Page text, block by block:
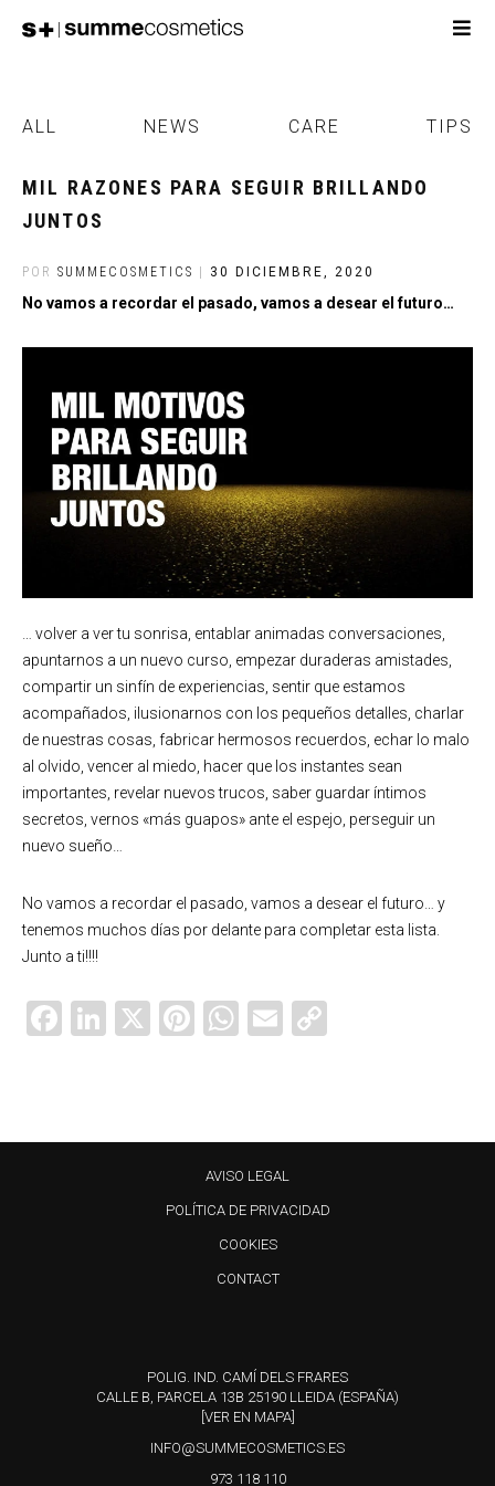
ALL NEWS CARE TIPS
MIL RAZONES PARA SEGUIR BRILLANDO
JUNTOS
POR SUMMECOSMETICS 30 DICIEMBRE, 2020
No vamos a recordar el pasado, vamos a desear el futuro…
… volver a ver tu sonrisa, entablar animadas conversaciones,
apuntarnos a un nuevo curso, empezar duraderas amistades,
compartir un sinfín de experiencias, sentir que estamos
acompañados, ilusionarnos con los pequeños detalles, charlar
de nuestras cosas, fabricar hermosos recuerdos, echar lo malo
al olvido, vencer al miedo, hacer que los instantes sean
importantes, revelar nuevos trucos, saber guardar íntimos
secretos, vernos «más guapos» ante el espejo, perseguir un
nuevo sueño…
No vamos a recordar el pasado, vamos a desear el futuro… y
tenemos muchos días por delante para completar esta lista.
Junto a ti!!!!
Facebook
LinkedIn
X Pinterest
WhatsApp
Email
AVISO LEGAL
POLÍTICA DE PRIVACIDAD
COOKIES
CONTACT
POLIG. IND. CAMÍ DELS FRARES
CALLE B, PARCELA 13B 25190 LLEIDA (ESPAÑA)
[VER EN MAPA]
INFO@SUMMECOSMETICS.ES
973 118 110